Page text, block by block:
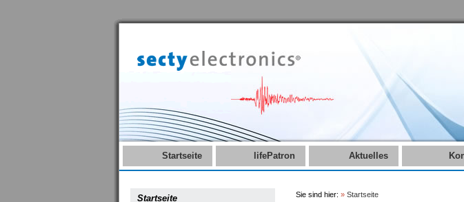
Startseite lifePatron Aktuelles
Startseite Sie sind hier: » Startseite